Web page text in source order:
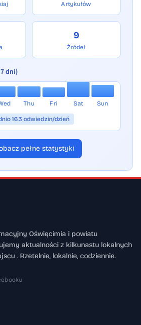
Artykułów
9
Źródeł
dni)
Thu Fri Sat Sun
163 odwiedzin/dzień
pełne statystyki
Oświęcimia i powiatu
aktualności z kilkunastu lokalnych
. Rzetelnie, lokalnie, codziennie.